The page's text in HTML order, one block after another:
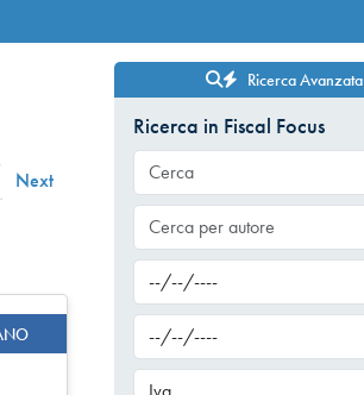
Next
Ricerca Avanzata
Ricerca in Fiscal Focus